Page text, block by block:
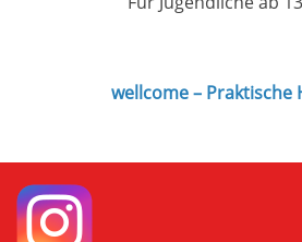
wellcome –